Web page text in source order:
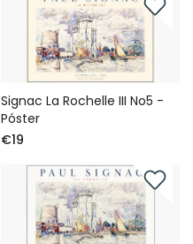
Signac La Rochelle III No5 -
Póster
€19